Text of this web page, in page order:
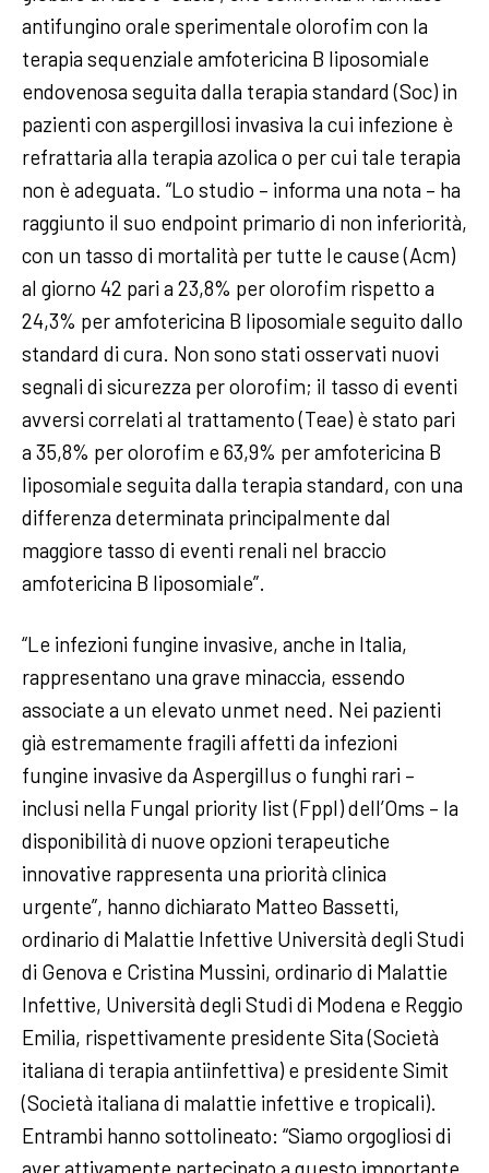
antifungino orale sperimentale olorofim con la
terapia sequenziale amfotericina B liposomiale
endovenosa seguita dalla terapia standard (Soc) in
pazienti con aspergillosi invasiva la cui infezione è
refrattaria alla terapia azolica o per cui tale terapia
non è adeguata. “Lo studio – informa una nota – ha
raggiunto il suo endpoint primario di non inferiorità,
con un tasso di mortalità per tutte le cause (Acm)
al giorno 42 pari a 23,8% per olorofim rispetto a
24,3% per amfotericina B liposomiale seguito dallo
standard di cura. Non sono stati osservati nuovi
segnali di sicurezza per olorofim; il tasso di eventi
avversi correlati al trattamento (Teae) è stato pari
a 35,8% per olorofim e 63,9% per amfotericina B
liposomiale seguita dalla terapia standard, con una
differenza determinata principalmente dal
maggiore tasso di eventi renali nel braccio
amfotericina B liposomiale”.
“Le infezioni fungine invasive, anche in Italia,
rappresentano una grave minaccia, essendo
associate a un elevato unmet need. Nei pazienti
già estremamente fragili affetti da infezioni
fungine invasive da Aspergillus o funghi rari –
inclusi nella Fungal priority list (Fppl) dell’Oms – la
disponibilità di nuove opzioni terapeutiche
innovative rappresenta una priorità clinica
urgente”, hanno dichiarato Matteo Bassetti,
ordinario di Malattie Infettive Università degli Studi
di Genova e Cristina Mussini, ordinario di Malattie
Infettive, Università degli Studi di Modena e Reggio
Emilia, rispettivamente presidente Sita (Società
italiana di terapia antiinfettiva) e presidente Simit
(Società italiana di malattie infettive e tropicali).
Entrambi hanno sottolineato: “Siamo orgogliosi di
aver attivamente partecipato a questo importante